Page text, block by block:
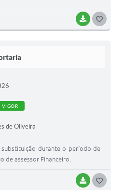
BAIXAR
BAIXAR
VIGOR
de Oliveira
substituição durante o período de
de assessor Financeiro.